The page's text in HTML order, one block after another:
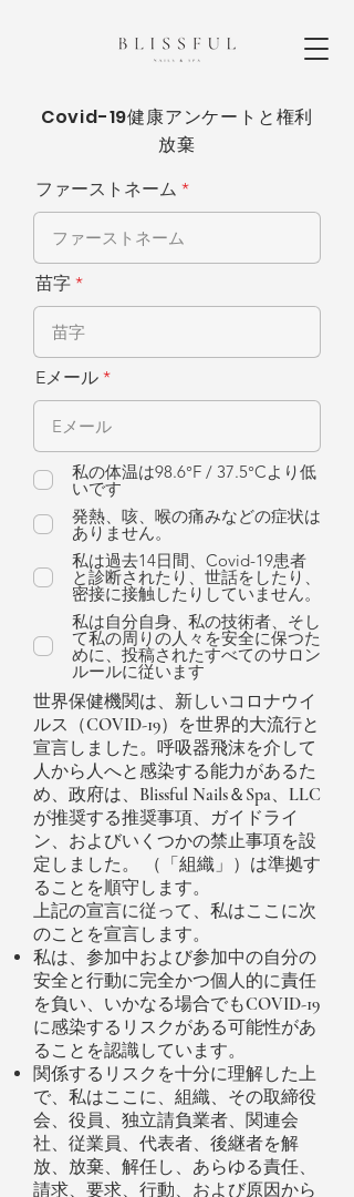
Covid-19健康アンケートと権利
放棄
ファーストネーム
苗字
Eメール
私の体温は98.6°F / 37.5°Cより低
いです
発熱、咳、喉の痛みなどの症状は
ありません。
私は過去14日間、Covid-19患者
と診断されたり、世話をしたり、
密接に接触したりしていません。
私は自分自身、私の技術者、そし
て私の周りの人々を安全に保つた
めに、投稿されたすべてのサロン
ルールに従います
世界保健機関は、新しいコロナウイ
ルス（COVID-19）を世界的大流行と
宣言しました。呼吸器飛沫を介して
人から人へと感染する能力があるた
め、政府は、Blissful Nails＆Spa、LLC
が推奨する推奨事項、ガイドライ
ン、およびいくつかの禁止事項を設
定しました。 （「組織」）は準拠す
ることを順守します。
上記の宣言に従って、私はここに次
のことを宣言します。
私は、参加中および参加中の自分の
安全と行動に完全かつ個人的に責任
を負い、いかなる場合でもCOVID-19
に感染するリスクがある可能性があ
ることを認識しています。
関係するリスクを十分に理解した上
で、私はここに、組織、その取締役
会、役員、独立請負業者、関連会
社、従業員、代表者、後継者を解
放、放棄、解任し、あらゆる責任、
請求、要求、行動、および原因から